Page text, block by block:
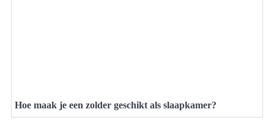
Hoe maak je een zolder geschikt als slaapkamer?